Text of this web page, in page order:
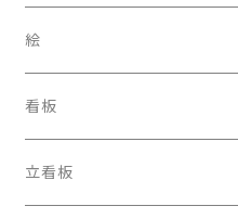
絵
看板
立看板